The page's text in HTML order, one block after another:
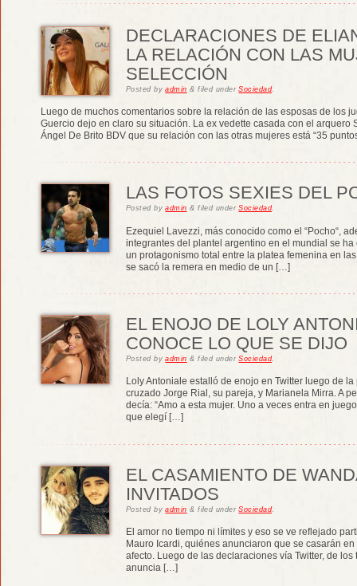
DECLARACIONES DE
LA RELACIÓN CON LAS
SELECCIÓN
Postedbyadmin & filed underSociedad.
Luego de muchos comentarios sobre la relación de las esposas de los
Guercio dejo en claro su situación. La ex vedette casada con el arquero
Ángel De Brito BDV que su relación con las otras mujeres está “35
LAS FOTOS SEXIES DEL
Postedbyadmin & filed underSociedad.
Ezequiel Lavezzi, más conocido como el “Pocho“,
integrantes del plantel argentino en el mundial se
un protagonismo total entre la platea femenina en
se sacó la remera en medio de un […]
EL ENOJO DE LOLY
CONOCE LO QUE SE DIJO
Postedbyadmin & filed underSociedad.
Loly Antoniale estalló de enojo en Twitter luego de
cruzado Jorge Rial, su pareja, y Marianela Mirra. A
decía: “Amo a esta mujer. Uno a veces entra en
que elegí […]
EL CASAMIENTO DE
INVITADOS
Postedbyadmin & filed underSociedad.
El amor no tiempo ni límites y eso se ve reflejado
Mauro Icardi, quiénes anunciaron que se casarán
afecto. Luego de las declaraciones vía Twitter, de
anuncia […]